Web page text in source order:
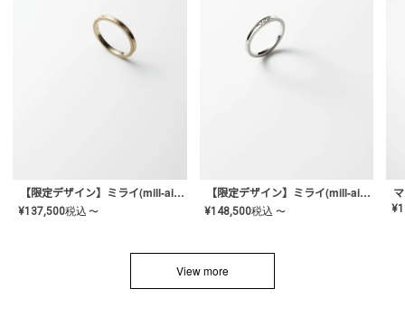
【限定デザイン】ミライ(mill-ai)リング
¥137,500税込 〜
【限定デザイン】ミライ(mill-ai)リング
¥148,500税込 〜 ¥
View more